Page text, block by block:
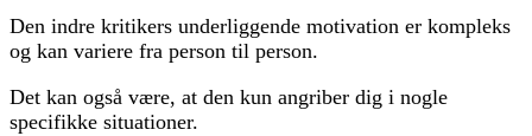
Den indre kritikers underliggende motivation er kompleks
og kan variere fra person til person.
Det kan også være, at den kun angriber dig i nogle
specifikke situationer.